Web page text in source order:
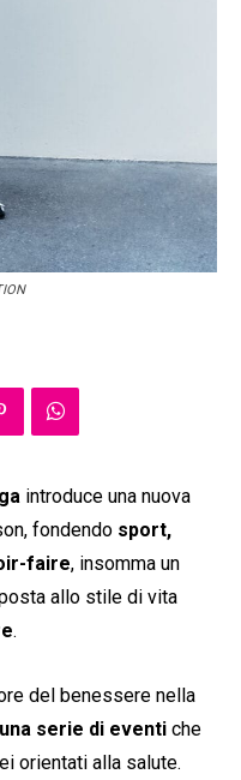
introduce una nuova
fondendo sport,
faire, insomma un
allo stile di vita
.
del benessere nella
una serie di eventi che
orientati alla salute.